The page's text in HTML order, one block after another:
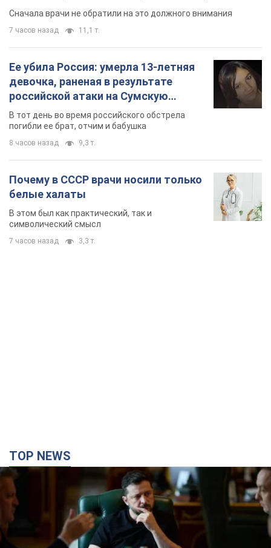
Сначала врачи не обратили на это должного внимания
7 часов назад 11,1 т.
Ее убила Россия: умерла 13-летняя
девочка, раненая в результате
российской атаки на Сумскую
область. Фото
В тот день во время российского обстрела
погибли ее брат, отчим и бабушка
8 часов назад 9,3 т.
Почему в СССР врачи носили только
белые халаты
В этом был как практический, так и
символический смысл
7 часов назад 3,3 т.
TOP NEWS